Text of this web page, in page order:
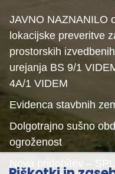
JAVNO NAZNANILO
lokacijske preveritve
prostorskih
urejanja BS 9/1
4A/1 VIDEM
Evidenca stavbnih
Dolgotrajno sušno
ogroženost
Nova pridobitev –